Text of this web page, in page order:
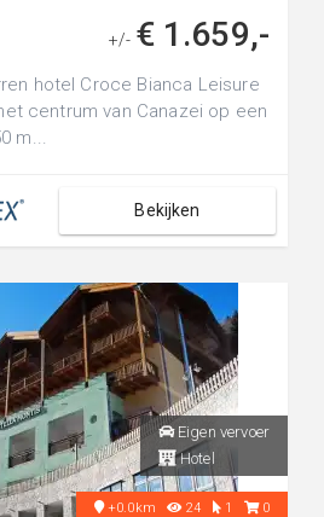
+/- € 1.659,-
hotel Croce Bianca Leisure
centrum van Canazei op een
m...
Bekijken
Eigen vervoer
Hotel
+0.0km 24 1 0